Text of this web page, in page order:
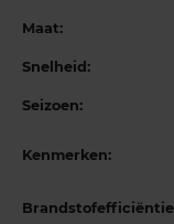
Maat:
Snelheid:
Seizoen:
Kenmerken: